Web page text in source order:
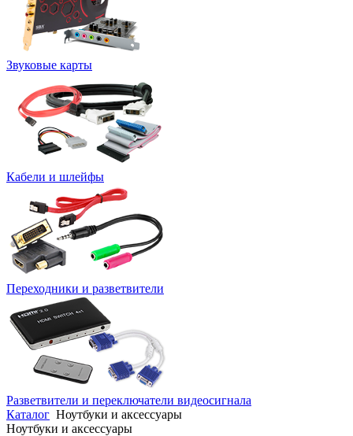
Звуковые карты
Кабели и шлейфы
Переходники и разветвители
Разветвители и переключатели видеосигнала
Каталог Ноутбуки и аксессуары
Ноутбуки и аксессуары